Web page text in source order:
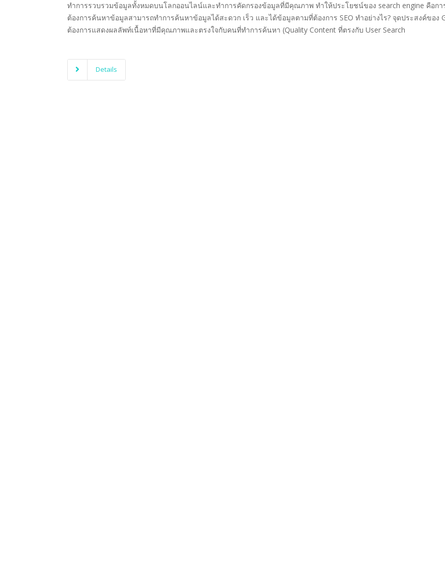
ทำการรวบรวมข้อมูลทั้งหมดบนโลกออนไลน์และทำการคัดกรองข้อมูลที่มีคุณภาพ ทำให้ประโยชน์ของ search engine คือกา
ต้องการค้นหาข้อมูลสามารถทำการค้นหาข้อมูลได้สะดวก เร็ว และได้ข้อมูลตามที่ต้องการ SEO ทําอย่างไร? จุดประสงค์ของ
ต้องการแสดงผลลัพท์เนื้อหาที่มีคุณภาพและตรงใจกับคนที่ทำการค้นหา (Quality Content ที่ตรงกับ User Search
Details